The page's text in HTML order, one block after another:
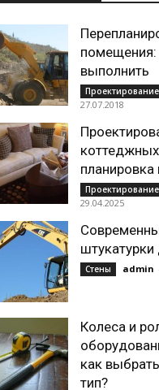
помещения:
выполнить
Проектирование
27.07.2018
планировка
Проектирование
29.04.2025
штукатурки
Стены admin
Колеса и
как
тип?